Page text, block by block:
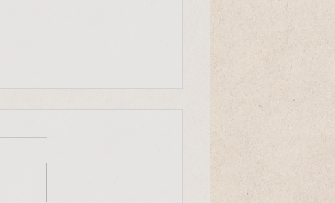
"Jeder Mensch ist ein einmaliger